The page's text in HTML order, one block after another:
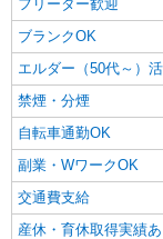
フリーター歓迎
ブランクOK
エルダー（50代～）
禁煙・分煙
自転車通勤OK
副業・WワークOK
交通費支給
産休・育休取得実績あ